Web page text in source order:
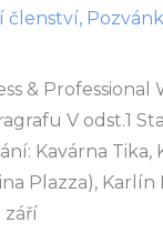
členství,
& Professional
V odst.1
Kavárna Tika,
Plazza), Karlín
září